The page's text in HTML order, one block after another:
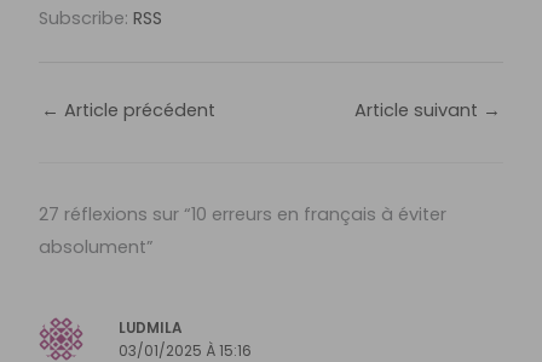
Subscribe:RSS
← Article précédent Article suivant →
27 réflexions sur “10 erreurs en français à éviter
absolument”
LUDMILA
03/01/2025 À 15:16